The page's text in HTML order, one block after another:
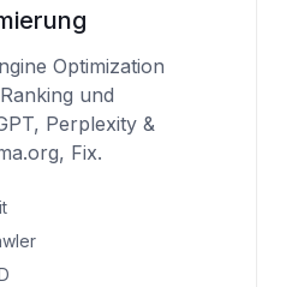
Optimization
und
Perplexity &
Fix.